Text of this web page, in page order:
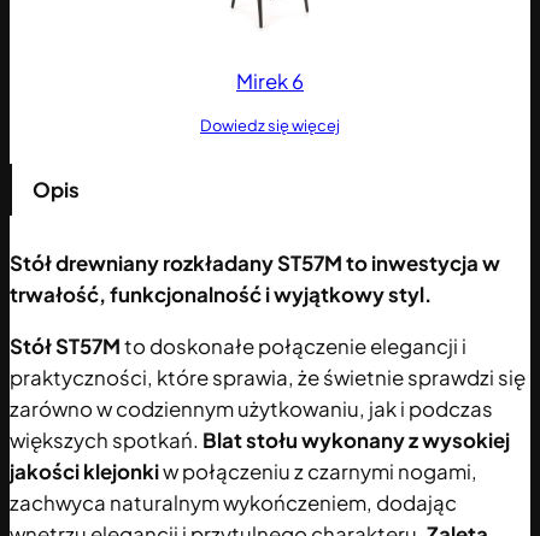
Mirek 6
Dowiedz się więcej
Opis
Stół drewniany rozkładany ST57M to inwestycja w
trwałość, funkcjonalność i wyjątkowy styl.
Stół ST57Mto doskonałe połączenie elegancji i
praktyczności, które sprawia, że świetnie sprawdzi się
zarówno w codziennym użytkowaniu, jak i podczas
większych spotkań. Blat stołu wykonany z wysokiej
jakości klejonkiw połączeniu z czarnymi nogami,
zachwyca naturalnym wykończeniem, dodając